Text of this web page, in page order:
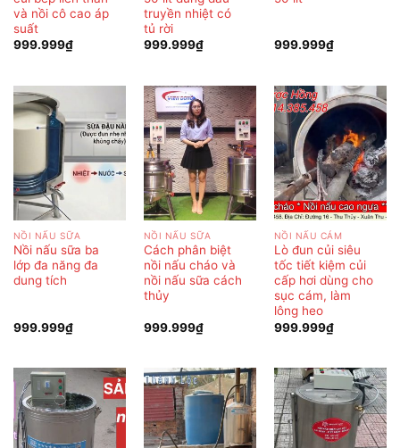
và nồi cô cao áp
suất
999.999₫
truyền nhiệt có
tủ rời
999.999₫ 999.999₫
NỒI NẤU SỮA
Nồi nấu sữa ba
lớp đa năng đa
dung tích
999.999₫
NỒI NẤU SỮA
Cách phân biệt
nồi nấu cháo và
nồi nấu sữa cách
thủy
999.999₫
NỒI NẤU CÁM
Lò đun củi siêu
tốc tiết kiệm củi
cấp hơi dùng cho
sục cám, làm
lông heo
999.999₫